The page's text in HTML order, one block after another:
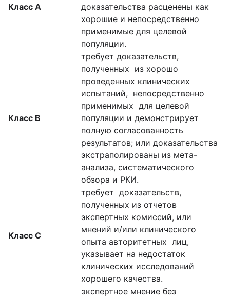
Класс А
доказательства расценены как
хорошие и непосредственно
применимые для целевой
популяции.
Класс В
требует доказательств,
полученных из хорошо
проведенных клинических
испытаний, непосредственно
применимых для целевой
популяции и демонстрирует
полную согласованность
результатов; или доказательства
экстраполированы из мета-
анализа, систематического
обзора и РКИ.
Класс С
требует доказательств,
полученных из отчетов
экспертных комиссий, или
мнений и/или клинического
опыта авторитетных лиц,
указывает на недостаток
клинических исследований
хорошего качества.
экспертное мнение без